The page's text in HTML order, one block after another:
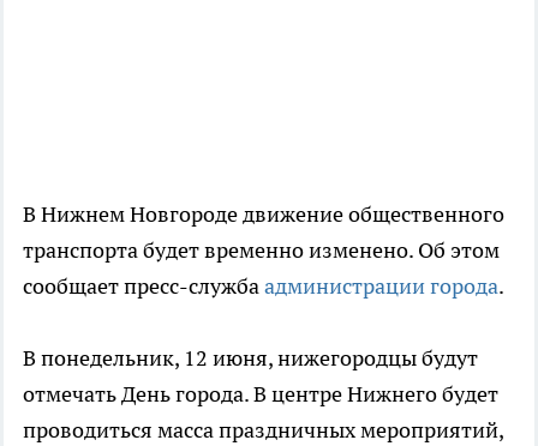
В Нижнем Новгороде движение общественного
транспорта будет временно изменено. Об этом
сообщает пресс-службаадминистрации города.
В понедельник, 12 июня, нижегородцы будут
отмечать День города. В центре Нижнего будет
проводиться масса праздничных мероприятий,